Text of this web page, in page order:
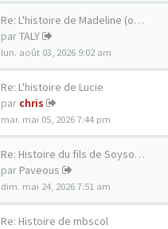
Re: L'histoire de Madeline (o…
parTALY
lun. août 03, 2026 9:02 am
Re: L'histoire de Lucie
par chris
mar. mai 05, 2026 7:44 pm
Re: Histoire du fils de Soyso…
par Paveous
dim. mai 24, 2026 7:51 am
Re: Histoire de mbscol